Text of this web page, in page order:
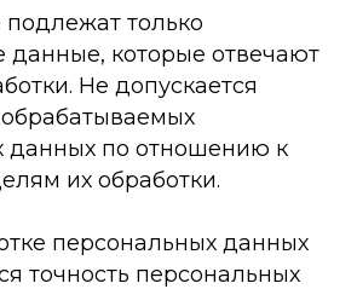
подлежат только
данные, которые отвечают
Не допускается
данных по отношению к
их обработки.
персональных данных
точность персональных